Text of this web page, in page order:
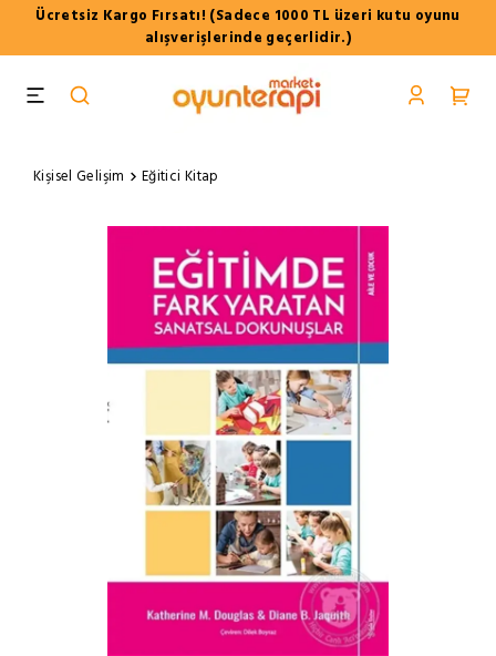
Ücretsiz Kargo Fırsatı! (Sadece 1000 TL üzeri kutu oyunu
alışverişlerinde geçerlidir.)
Kişisel Gelişim Eğitici Kitap